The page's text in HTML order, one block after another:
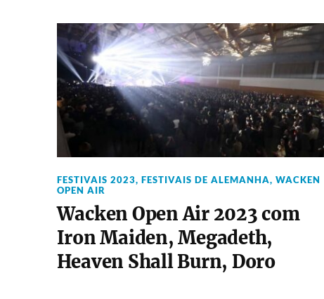
FESTIVAIS 2023, FESTIVAIS DE ALEMANHA, WACKEN
OPEN AIR
Wacken Open Air 2023 com
Iron Maiden, Megadeth,
Heaven Shall Burn, Doro